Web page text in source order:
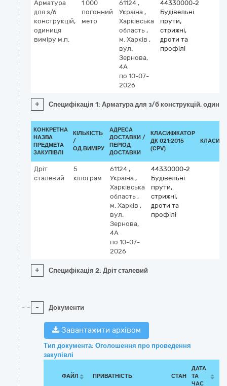
Арматура
для з/б
конструкцій,
одиниця
виміру м.п.
1 000
погонний
метр
61124 ,
Україна ,
Харківська
область ,
м. Харків ,
вул.
Зернова,
4А
по 10-07-
2026
44330000-2
Будівельні
прути,
стрижні,
дроти та
профілі
+ Специфікація 1: Арматура для з/б конструкцій,
КОНКРЕТНА
НАЗВА
ПРЕДМЕТА
ЗАКУПІВЛІ
КІЛЬКІСТЬ
/
ОД.ВИМІРУ
АДРЕСА
ДОСТАВКИ /
ПЕРІОД
ДОСТАВКИ
КЛАСИФІКАТОР
ДК 021:2015
(CPV)
Дріт
сталевий
5
кілограм
61124 ,
Україна ,
Харківська
область ,
м. Харків ,
вул.
Зернова,
4А
по 10-07-
2026
44330000-2
Будівельні
прути,
стрижні,
дроти та
профілі
+ Специфікація 2: Дріт сталевий
- Документи
Завантажити архівом
Тип документа: Оголошення про проведення
закупівлі
ФАЙЛ ПРИВАТНІСТЬ СТАН
ДАТА
ТА
ЧАС